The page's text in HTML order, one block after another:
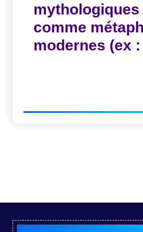
mythologiques
comme
modernes (ex :